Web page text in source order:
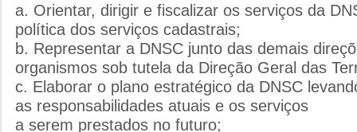
a. Orientar, dirigir e fiscalizar os serviços da
política dos serviços cadastrais;
b. Representar a DNSC junto das demais
organismos sob tutela da Direção Geral das
c. Elaborar o plano estratégico da DNSC
as responsabilidades atuais e os serviços
a serem prestados no futuro;